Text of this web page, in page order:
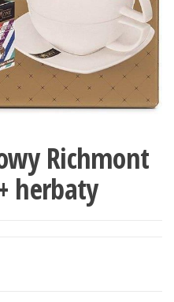
Richmont
herbaty